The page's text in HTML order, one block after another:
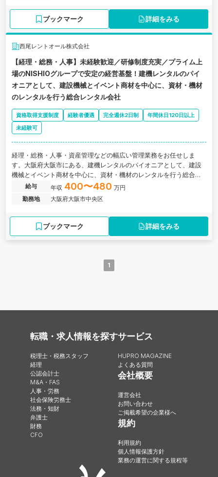
ブックマーク 詳細をみる
西尾レントオール株式会社
【経理・総務・人事】未経験歓迎／研修制度充実／プライム上
場のNISHIOグループで安定の経営基盤！建機レンタルのパイ
オニアとして、建設機械とイベント商材を中心に、資材・機材
のレンタルを行う総合レンタル会社
資格取得支援制度 経験者優遇 完全週休2日制
年間休日120日以上
未経験可
経理・総務・人事・資産管理などの幅広い管理業務をお任せしま
す。大阪府大阪市にある、建機レンタルのパイオニアとして、建設
機械とイベント商材を中心に、資材・機材のレンタルを行う総合レ
ンタル会社の求人です。
給与 年収 400〜480 万円
勤務地
大阪府大阪市中央区
ブックマーク 詳細をみる
1
転職・求人情報を探す
税理士・税務スタッフ
経理
公認会計士
M&A・FAS
人事・労務
社会保険労務士
法務・知財
弁護士
財務
CFO
サービス
HUPRO MAGAZINE
よくある質問
会社概要
運営会社
お問い合わせ
ご掲載希望の企業様へ
規約
利用規約
個人情報保護方針
業務の運営に関する規程等